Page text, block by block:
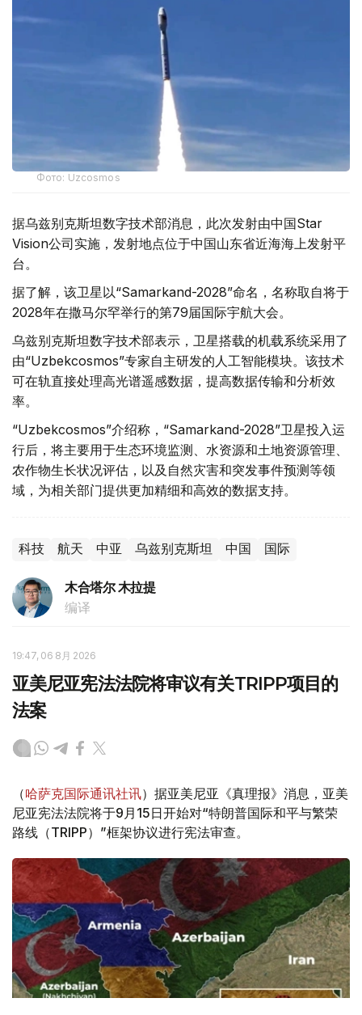
Фото: Uzcosmos
据乌兹别克斯坦数字技术部消息，此次发射由中国Star
Vision公司实施，发射地点位于中国山东省近海海上发射平
台。
据了解，该卫星以“Samarkand-2028”命名，名称取自将于
2028年在撒马尔罕举行的第79届国际宇航大会。
乌兹别克斯坦数字技术部表示，卫星搭载的机载系统采用了
由“Uzbekcosmos”专家自主研发的人工智能模块。该技术
可在轨直接处理高光谱遥感数据，提高数据传输和分析效
率。
“Uzbekcosmos”介绍称，“Samarkand-2028”卫星投入运
行后，将主要用于生态环境监测、水资源和土地资源管理、
农作物生长状况评估，以及自然灾害和突发事件预测等领
域，为相关部门提供更加精细和高效的数据支持。
科技 航天 中亚 乌兹别克斯坦 中国 国际
木合塔尔 木拉提
编译
19:47, 06 8月 2026
亚美尼亚宪法法院将审议有关TRIPP项目的
法案
（哈萨克国际通讯社讯）据亚美尼亚《真理报》消息，亚美
尼亚宪法法院将于9月15日开始对“特朗普国际和平与繁荣
路线（TRIPP）”框架协议进行宪法审查。